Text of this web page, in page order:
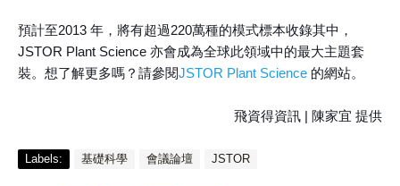
預計至2013 年，將有超過220萬種的模式標本收錄其中，
JSTOR Plant Science 亦會成為全球此領域中的最大主題套
裝。想了解更多嗎？請參閱JSTOR Plant Science 的網站。
飛資得資訊 | 陳家宜 提供
Labels: 基礎科學 會議論壇 JSTOR